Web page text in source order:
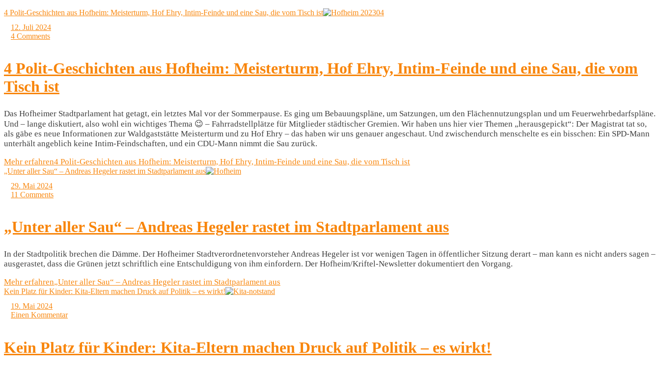
4 Polit-Geschichten aus Hofheim: Meisterturm, Hof Ehry, Intim-Feinde und eine Sau, die vom Tisch ist
12. Juli 2024
4 Comments
4 Polit-Geschichten aus Hofheim: Meisterturm, Hof Ehry, Intim-Feinde und eine Sau, die vom
Tisch ist
Das Hofheimer Stadtparlament hat getagt, ein letztes Mal vor der Sommerpause. Es ging um Bebauungspläne, um Satzungen, um den Flächennutzungsplan und um Feuerwehrbedarfspläne.
Und – lange diskutiert, also wohl ein wichtiges Thema 😉 – Fahrradstellplätze für Mitglieder städtischer Gremien. Wir haben uns hier vier Themen „herausgepickt“: Der Magistrat tat so,
als gäbe es neue Informationen zur Waldgaststätte Meisterturm und zu Hof Ehry – das haben wir uns genauer angeschaut. Und zwischendurch menschelte es ein bisschen: Ein SPD-Mann
unterhält angeblich keine Intim-Feindschaften, und ein CDU-Mann nimmt die Sau zurück.
Mehr erfahren4 Polit-Geschichten aus Hofheim: Meisterturm, Hof Ehry, Intim-Feinde und eine Sau, die vom Tisch ist
„Unter aller Sau“ – Andreas Hegeler rastet im Stadtparlament aus
29. Mai 2024
11 Comments
„Unter aller Sau“ – Andreas Hegeler rastet im Stadtparlament aus
In der Stadtpolitik brechen die Dämme. Der Hofheimer Stadtverordnetenvorsteher Andreas Hegeler ist vor wenigen Tagen in öffentlicher Sitzung derart – man kann es nicht anders sagen –
ausgerastet, dass die Grünen jetzt schriftlich eine Entschuldigung von ihm einfordern. Der Hofheim/Kriftel-Newsletter dokumentiert den Vorgang.
Mehr erfahren„Unter aller Sau“ – Andreas Hegeler rastet im Stadtparlament aus
Kein Platz für Kinder: Kita-Eltern machen Druck auf Politik – es wirkt!
19. Mai 2024
Einen Kommentar
Kein Platz für Kinder: Kita-Eltern machen Druck auf Politik – es wirkt!